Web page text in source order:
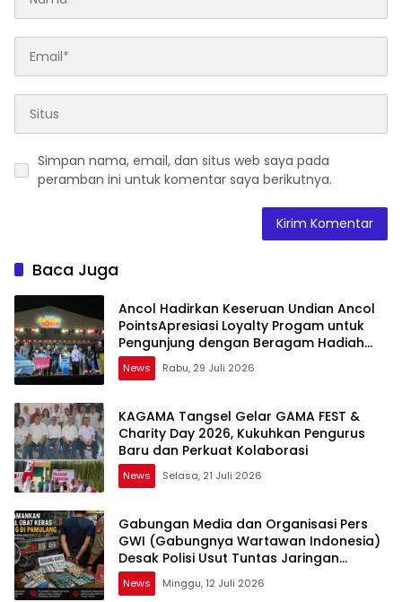
Simpan nama, email, dan situs web saya pada
peramban ini untuk komentar saya berikutnya.
Baca Juga
Ancol Hadirkan Keseruan Undian Ancol
PointsApresiasi Loyalty Progam untuk
Pengunjung dengan Beragam Hadiah
Menarik
News Rabu, 29 Juli 2026
KAGAMA Tangsel Gelar GAMA FEST &
Charity Day 2026, Kukuhkan Pengurus
Baru dan Perkuat Kolaborasi
News Selasa, 21 Juli 2026
Gabungan Media dan Organisasi Pers
GWI (Gabungnya Wartawan Indonesia)
Desak Polisi Usut Tuntas Jaringan
Peredaran Obat Keras Daftar G di
Pamulang
News Minggu, 12 Juli 2026